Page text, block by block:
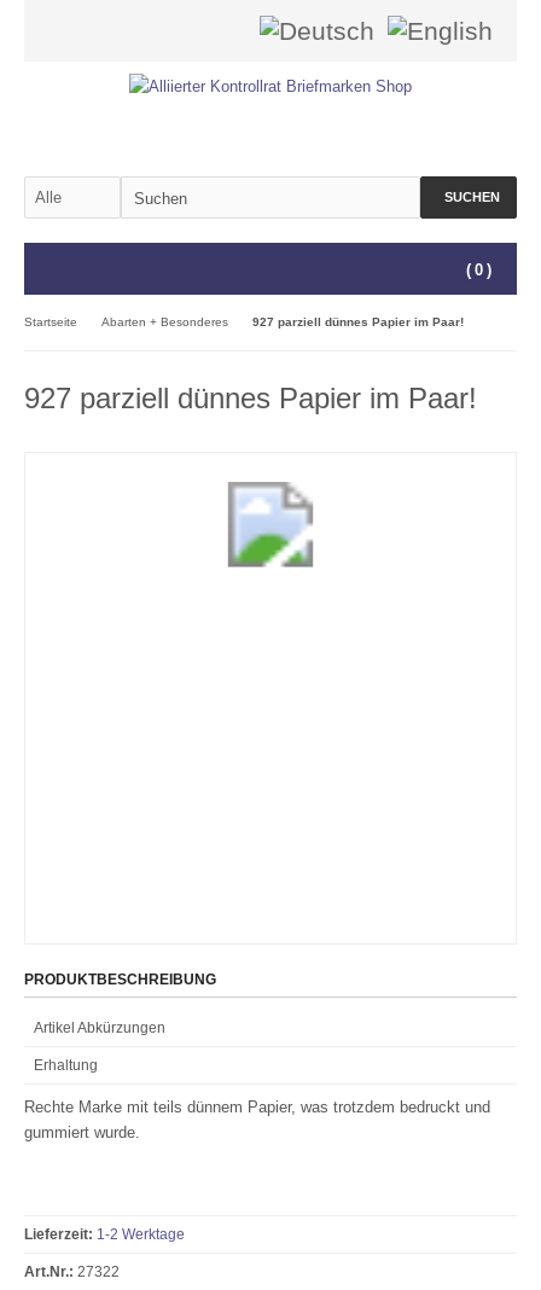
SUCHEN
( 0 )
Startseite Abarten + Besonderes 927 parziell dünnes Papier im Paar!
927 parziell dünnes Papier im Paar!
PRODUKTBESCHREIBUNG
Artikel Abkürzungen
Erhaltung
Rechte Marke mit teils dünnem Papier, was trotzdem bedruckt und
gummiert wurde.
Lieferzeit: 1-2 Werktage
Art.Nr.: 27322